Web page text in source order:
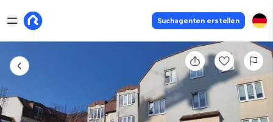
Suchagenten erstellen